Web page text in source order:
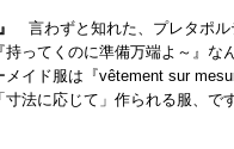
』 言わずと知れた、プレタポル
ってくのに準備万端よ～』な
メイド服は『vêtement sur
法に応じて」作られる服、で